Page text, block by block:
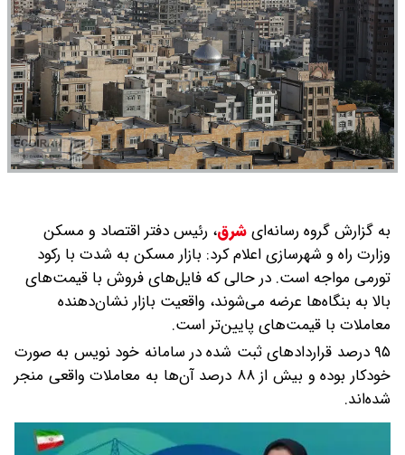
به گزارش گروه رسانه‌ایشرق، رئیس دفتر اقتصاد و مسکن
وزارت راه و شهرسازی اعلام کرد: بازار مسکن به شدت با رکود
تورمی مواجه است. در حالی که فایل‌های فروش با قیمت‌های
بالا به بنگاه‌ها عرضه می‌شوند، واقعیت بازار نشان‌دهنده
معاملات با قیمت‌های پایین‌تر است.
۹۵ درصد قراردادهای ثبت شده در سامانه خود نویس به صورت
خودکار بوده و بیش از ۸۸ درصد آن‌ها به معاملات واقعی منجر
شده‌اند.